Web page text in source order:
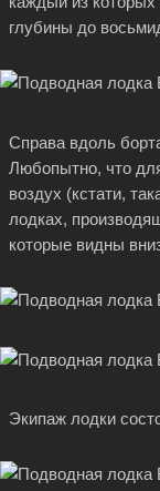
глубины до
Справа вдоль
Любопытно, что
воздух (кстати,
лодках,
которые видны
Экипаж лодки